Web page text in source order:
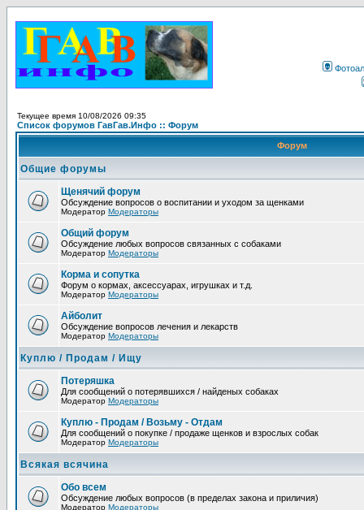
Текущее время 10/08/2026 09:35
Список форумов ГавГав.Инфо :: Форум
Форум
Общие форумы
Щенячий форум
Обсуждение вопросов о воспитании и уходом за щенками
Модератор Модераторы
Общий форум
Обсуждение любых вопросов связанных с собаками
Модератор Модераторы
Корма и сопутка
Форум о кормах, аксессуарах, игрушках и т.д.
Модератор Модераторы
Айболит
Обсуждение вопросов лечения и лекарств
Модератор Модераторы
Куплю / Продам / Ищу
Потеряшка
Для сообщений о потерявшихся / найденых собаках
Модератор Модераторы
Куплю - Продам / Возьму - Отдам
Для сообщений о покупке / продаже щенков и взрослых собак
Модератор Модераторы
Всякая всячина
Обо всем
Обсуждение любых вопросов (в пределах закона и приличия)
Модератор Модераторы